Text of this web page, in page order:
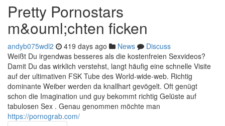
Pretty Pornostars
m&ouml;chten ficken
andyb075wdl2 419 days ago News
Discuss
Weißt Du irgendwas besseres als die kostenfreien Sexvideos?
Damit Du das wirklich verstehst, langt häufig eine schnelle Visite
auf der ultimativen FSK Tube des World-wide-web. Richtig
dominante Weiber werden da knallhart gevögelt. Oft genügt
schon die Imagination und guy bekommt richtig Gelüste auf
tabulosen Sex . Genau genommen möchte man
https://pornograb.com/